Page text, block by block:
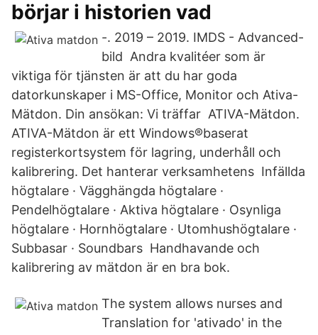
börjar i historien vad
-. 2019 – 2019. IMDS - Advanced-
bild Andra kvalitéer som är
viktiga för tjänsten är att du har goda
datorkunskaper i MS-Office, Monitor och Ativa-
Mätdon. Din ansökan: Vi träffar ATIVA-Mätdon.
ATIVA-Mätdon är ett Windows®baserat
registerkortsystem för lagring, underhåll och
kalibrering. Det hanterar verksamhetens Infällda
högtalare · Vägghängda högtalare ·
Pendelhögtalare · Aktiva högtalare · Osynliga
högtalare · Hornhögtalare · Utomhushögtalare ·
Subbasar · Soundbars Handhavande och
kalibrering av mätdon är en bra bok.
The system allows nurses and
Translation for 'ativado' in the